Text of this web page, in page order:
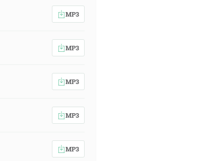
MP3
MP3
MP3
MP3
MP3